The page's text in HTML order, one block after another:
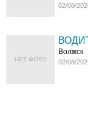
02/08/
НЕТ ФОТО
Волжск
02/08/